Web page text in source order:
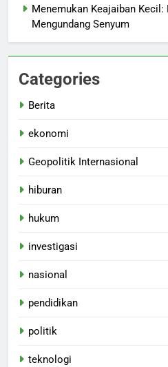
Menemukan Keajaiban
Mengundang Senyum
Categories
Berita
ekonomi
Geopolitik Internasional
hiburan
hukum
investigasi
nasional
pendidikan
politik
teknologi